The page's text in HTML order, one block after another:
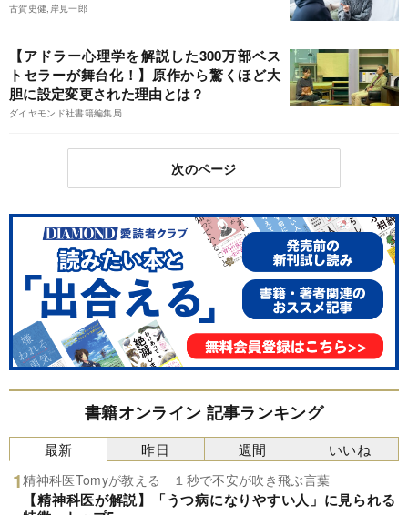
古賀史健,岸見一郎
【アドラー心理学を解説した300万部ベス
トセラーが舞台化！】原作から驚くほど大
胆に設定変更された理由とは？
ダイヤモンド社書籍編集局
次のページ
書籍オンライン 記事ランキング
最新
精神科医Tomyが教える １秒で不安が吹き飛ぶ言葉
【精神科医が解説】「うつ病になりやすい人」に見られる
昨日 週間 いいね